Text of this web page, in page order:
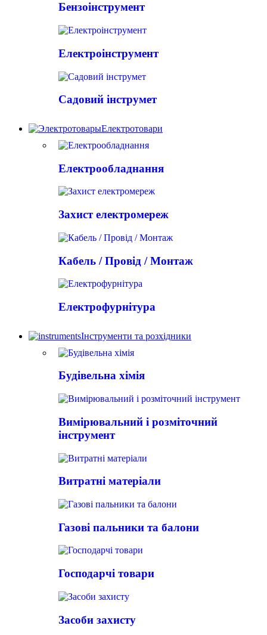
Бензоінструмент
Електроінструмент
Садовий інструмет
Електротовари
Електрообладнання
Захист електромереж
Кабель / Провід / Монтаж
Електрофурнітура
Інструменти та розхідники
Будівельна хімія
Вимірювальний і розміточний
інструмент
Витратні матеріали
Газові пальники та балони
Господарчі товари
Засоби захисту